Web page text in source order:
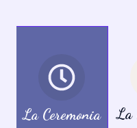
La Ceremonia La